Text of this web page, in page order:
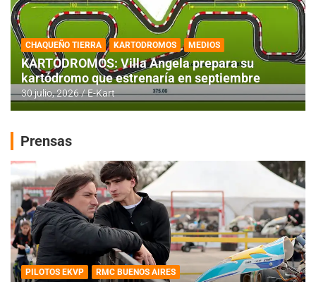
CHAQUEÑO TIERRA KARTODROMOS MEDIOS
KARTODROMOS: Villa Angela prepara su
kartódromo que estrenaría en septiembre
30 julio, 2026 E-Kart
Prensas
PILOTOS EKVP RMC BUENOS AIRES